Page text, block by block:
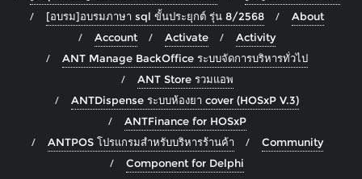
[อบรม]อบรมภาษา sql ขั้นประยุกต์ รุ่น 8/2568
About
Account
Activate
Activity
ANT Manage BackOffice ระบบจัดการบริหารทั่วไป
ANT Store รวมแอพ
ANTDispense ระบบห้องยา cover (HOSxP V.3)
ANTFinance for HOSxP
ANTPOS โปรแกรมสำหรับบริหารร้านค้า
Community
Component for Delphi